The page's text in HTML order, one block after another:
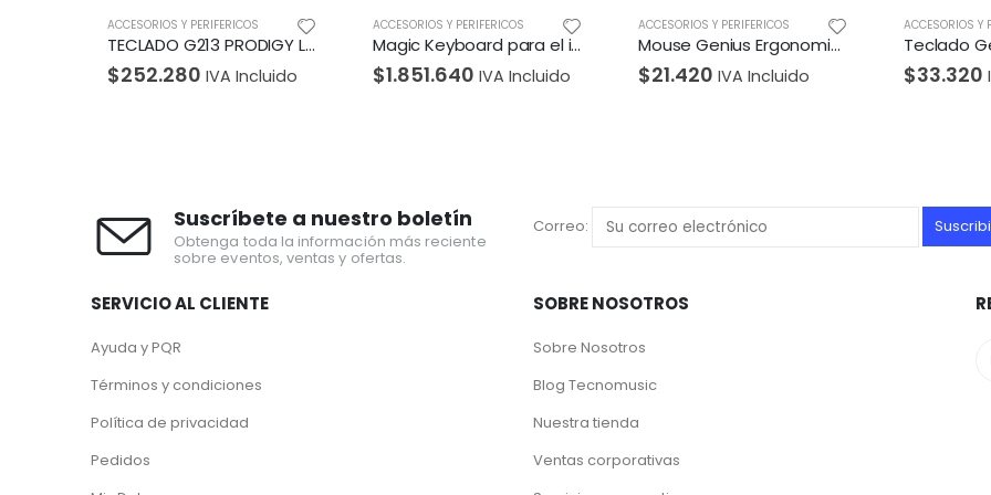
ACCESORIOS Y PERIFERICOS
TECLADO G213 PRODIGY Logitech Gaming Ingles Alámbrico USB Compatible Win RGB Lightsync Antiderrames Reposamuñecas Garantía 2Años-NEGRO
$252.280 IVA Incluido
ACCESORIOS Y PERIFERICOS
Magic Keyboard para el iPad Pro de 11 pulgadas (3.ª generación) y iPad Air (4.ª generación) – Negro
$1.851.640 IVA Incluido
ACCESORIOS Y PERIFERICOS
Mouse Genius Ergonomico DX-150X USB Azul
$21.420 IVA Incluido
ACCESORIOS Y
$33.320
Suscríbete a nuestro boletín
Obtenga toda la información más reciente
sobre eventos, ventas y ofertas.
Correo:
SERVICIO AL CLIENTE
Ayuda y PQR
Términos y condiciones
Política de privacidad
Pedidos
SOBRE NOSOTROS
Sobre Nosotros
Blog Tecnomusic
Nuestra tienda
Ventas corporativas